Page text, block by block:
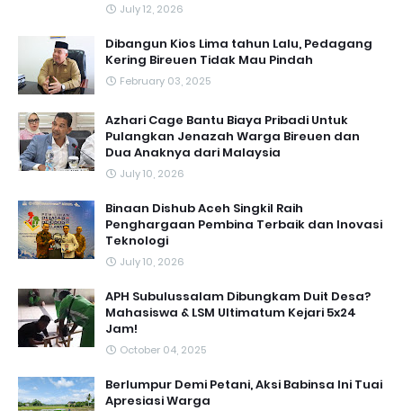
July 12, 2026
Dibangun Kios Lima tahun Lalu, Pedagang
Kering Bireuen Tidak Mau Pindah
February 03, 2025
Azhari Cage Bantu Biaya Pribadi Untuk
Pulangkan Jenazah Warga Bireuen dan
Dua Anaknya dari Malaysia
July 10, 2026
Binaan Dishub Aceh Singkil Raih
Penghargaan Pembina Terbaik dan Inovasi
Teknologi
July 10, 2026
APH Subulussalam Dibungkam Duit Desa?
Mahasiswa & LSM Ultimatum Kejari 5x24
Jam!
October 04, 2025
Berlumpur Demi Petani, Aksi Babinsa Ini Tuai
Apresiasi Warga